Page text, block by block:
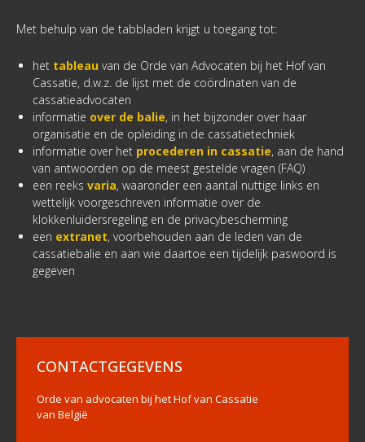
Met behulp van de tabbladen krijgt u toegang tot:
het tableau van de Orde van Advocaten bij het Hof van
Cassatie, d.w.z. de lijst met de coördinaten van de
cassatieadvocaten
informatie over de balie, in het bijzonder over haar
organisatie en de opleiding in de cassatietechniek
informatie over het procederen in cassatie, aan de hand
van antwoorden op de meest gestelde vragen (FAQ)
een reeks varia, waaronder een aantal nuttige links en
wettelijk voorgeschreven informatie over de
klokkenluidersregeling en de privacybescherming
een extranet, voorbehouden aan de leden van de
cassatiebalie en aan wie daartoe een tijdelijk paswoord is
gegeven
CONTACTGEGEVENS
Orde van advocaten bij het Hof van Cassatie
van België